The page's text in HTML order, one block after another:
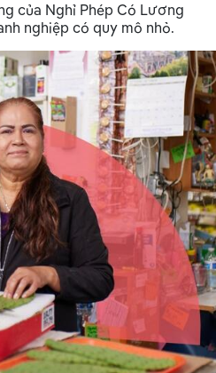
của Nghỉ Phép Có Lương
nghiệp có quy mô nhỏ.